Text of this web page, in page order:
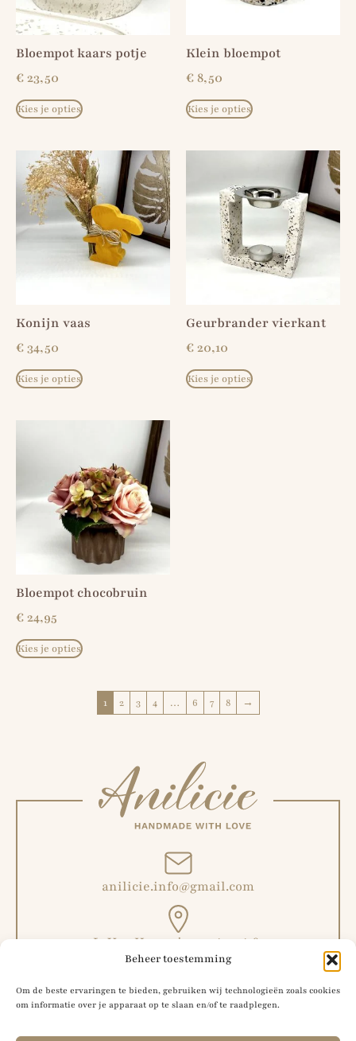
Beheer toestemming
Om de beste ervaringen te bieden, gebruiken wij technologieën zoals cookies
om informatie over je apparaat op te slaan en/of te raadplegen.
Bloempot kaars potje
€23,50
Kies je opties
Klein bloempot
€8,50
Kies je opties
Konijn vaas
€34,50
Kies je opties
Geurbrander vierkant
€20,10
Kies je opties
Bloempot chocobruin
€24,95
Kies je opties
1 2 3 4 … 6 7 8 →
anilicie.info@gmail.com
L. Van Hoeymissenstraat 6,
Malderen, België